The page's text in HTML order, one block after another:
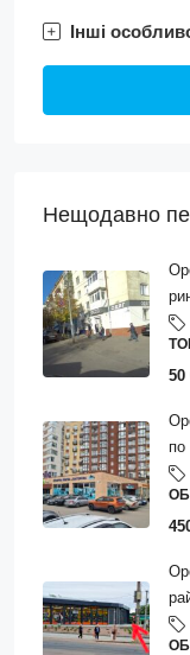
Інші
Нещодавно
50
по